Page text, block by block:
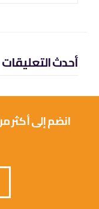
أحدث التعليقات